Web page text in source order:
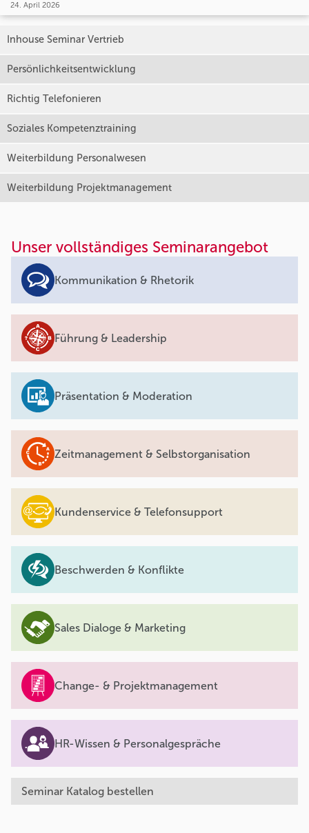
24. April 2026
Inhouse Seminar Vertrieb
Persönlichkeitsentwicklung
Richtig Telefonieren
Soziales Kompetenztraining
Weiterbildung Personalwesen
Weiterbildung Projektmanagement
Unser vollständiges Seminarangebot
Kommunikation & Rhetorik
Führung & Leadership
Präsentation & Moderation
Zeitmanagement & Selbstorganisation
Kundenservice & Telefonsupport
Beschwerden & Konflikte
Sales Dialoge & Marketing
Change- & Projektmanagement
HR-Wissen & Personalgespräche
Seminar Katalog bestellen